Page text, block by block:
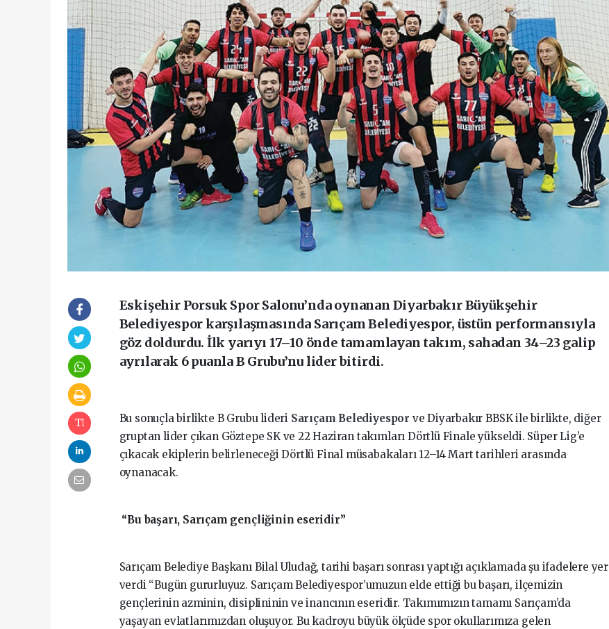
Eskişehir Porsuk Spor Salonu’nda oynanan Diyarbakır Büyükşehir
Belediyespor karşılaşmasında Sarıçam Belediyespor, üstün performansıyla
göz doldurdu. İlk yarıyı 17–10 önde tamamlayan takım, sahadan 34–23 galip
ayrılarak 6 puanla B Grubu’nu lider bitirdi.
Bu sonuçla birlikte B Grubu lideri Sarıçam Belediyespor ve Diyarbakır BBSK ile birlikte, diğer
gruptan lider çıkan Göztepe SK ve 22 Haziran takımları Dörtlü Finale yükseldi. Süper Lig’e
çıkacak ekiplerin belirleneceği Dörtlü Final müsabakaları 12–14 Mart tarihleri arasında
oynanacak.
“Bu başarı, Sarıçam gençliğinin eseridir”
Sarıçam Belediye Başkanı Bilal Uludağ, tarihi başarı sonrası yaptığı açıklamada şu ifadelere yer
verdi “Bugün gururluyuz. Sarıçam Belediyespor’umuzun elde ettiği bu başarı, ilçemizin
gençlerinin azminin, disiplininin ve inancının eseridir. Takımımızın tamamı Sarıçam’da
yaşayan evlatlarımızdan oluşuyor. Bu kadroyu büyük ölçüde spor okullarımıza gelen